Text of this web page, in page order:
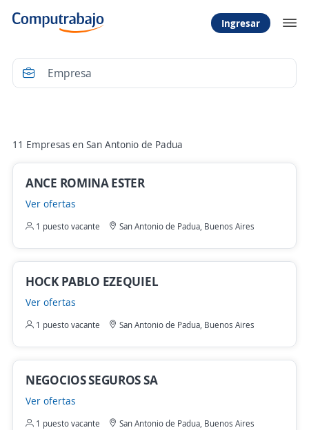
Ingresar
11 Empresas en San Antonio de Padua
ANCE ROMINA ESTER
Ver ofertas
1 puesto vacante San Antonio de Padua, Buenos Aires
HOCK PABLO EZEQUIEL
Ver ofertas
1 puesto vacante San Antonio de Padua, Buenos Aires
NEGOCIOS SEGUROS SA
Ver ofertas
1 puesto vacante San Antonio de Padua, Buenos Aires